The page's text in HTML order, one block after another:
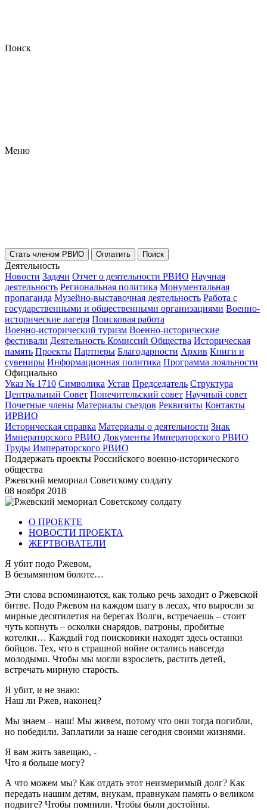
Поиск
Меню
Стать членом РВИО Оплатить Поиск
Деятельность
Новости Задачи Отчет о деятельности РВИО Научная
деятельность Региональная политика Монументальная
пропаганда Музейно-выставочная деятельность Работа с
государственными и общественными организациями Военно-
исторические лагеря Поисковая работа
Военно-исторический туризм Военно-исторические
фестивали Деятельность Комиссий Общества Историческая
память Проекты Партнеры Благодарности Архив Книги и
сувениры Информационная политика Программа лояльности
Официально
Указ № 1710 Символика Устав Председатель Структура
Центральный Совет Попечительский совет Научный совет
Почетные члены Материалы съездов Реквизиты Контакты
ИРВИО
Историческая справка Материалы о деятельности Знак
Императорского РВИО Документы Императорского РВИО
Труды Императорского РВИО
Поддержать проекты Российского военно-исторического
общества
Ржевский мемориал Советскому солдату
08 ноября 2018
О ПРОЕКТЕ
НОВОСТИ ПРОЕКТА
ЖЕРТВОВАТЕЛИ
Я убит подо Ржевом,
В безымянном болоте…
Эти слова вспоминаются, как только речь заходит о Ржевской
битве. Подо Ржевом на каждом шагу в лесах, что выросли за
мирные десятилетия на берегах Волги, встречаешь – стоит
чуть копнуть – осколки снарядов, патроны, пробитые
котелки… Каждый год поисковики находят здесь останки
бойцов. Тех, что в страшной войне остались навсегда
молодыми. Чтобы мы могли взрослеть, растить детей,
встречать мирную старость.
Я убит, и не знаю:
Наш ли Ржев, наконец?
Мы знаем – наш! Мы живем, потому что они тогда погибли,
но победили. Заплатили за наше сегодня своими жизнями.
Я вам жить завещаю, -
Что я больше могу?
А что можем мы? Как отдать этот неизмеримый долг? Как
передать нашим детям, внукам, правнукам память о великом
подвиге? Чтобы помнили. Чтобы были достойны.